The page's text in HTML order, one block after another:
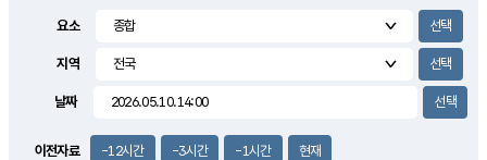
3.2m/s
요소
지역
날짜
이전자료 -12시간 -3시간 -1시간 현재